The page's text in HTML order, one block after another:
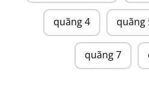
quãng 4 quãng
quãng 7